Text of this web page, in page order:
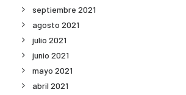
septiembre 2021
agosto 2021
julio 2021
junio 2021
mayo 2021
abril 2021